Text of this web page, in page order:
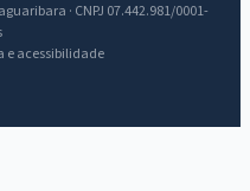
· CNPJ 07.442.981/0001-
e acessibilidade